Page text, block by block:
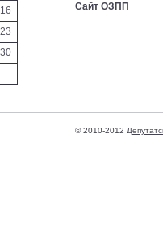
16
23
30
Сайт ОЗПП
© 2010-2012